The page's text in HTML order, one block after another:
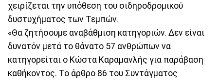
χειρίζεται την υπόθεση του σιδηροδρομικού
δυστυχήματος των Τεμπών.
«Θα ζητήσουμε αναβάθμιση κατηγοριών. Δεν είναι
δυνατόν μετά το θάνατο 57 ανθρώπων να
κατηγορείται ο Κώστα Καραμανλής για παράβαση
καθήκοντος. Το άρθρο 86 του Συντάγματος